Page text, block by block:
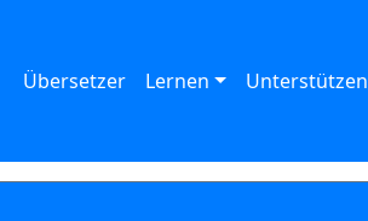
Übersetzer Lernen Unterstützen